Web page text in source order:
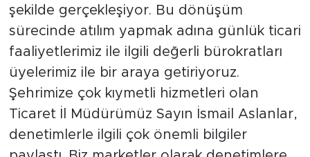
şekilde gerçekleşiyor. Bu dönüşüm
sürecinde atılım yapmak adına günlük ticari
faaliyetlerimiz ile ilgili değerli bürokratları
üyelerimiz ile bir araya getiriyoruz.
Şehrimize çok kıymetli hizmetleri olan
Ticaret İl Müdürümüz Sayın İsmail Aslanlar,
denetimlerle ilgili çok önemli bilgiler